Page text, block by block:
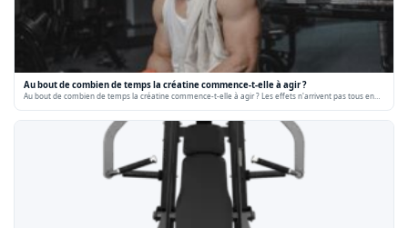
Au bout de combien de temps la créatine commence-t-elle à agir ?
Au bout de combien de temps la créatine commence-t-elle à agir ? Les effets n'arrivent pas tous en…